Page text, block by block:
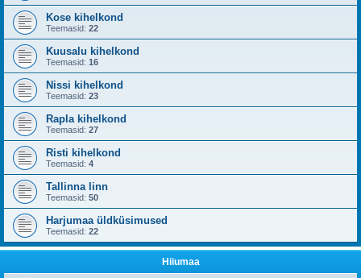
Kose kihelkond
Teemasid: 22
Kuusalu kihelkond
Teemasid: 16
Nissi kihelkond
Teemasid: 23
Rapla kihelkond
Teemasid: 27
Risti kihelkond
Teemasid: 4
Tallinna linn
Teemasid: 50
Harjumaa üldküsimused
Teemasid: 22
Hiiumaa